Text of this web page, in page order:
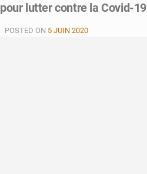
pour lutter contre la Covid-19
POSTED ON 5 JUIN 2020